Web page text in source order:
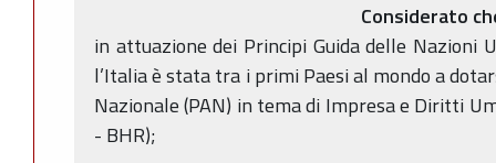
Considerato
in attuazione dei Principi Guida delle Nazioni
l’Italia è stata tra i primi Paesi al mondo a
Nazionale (PAN) in tema di Impresa e Diritti
- BHR);